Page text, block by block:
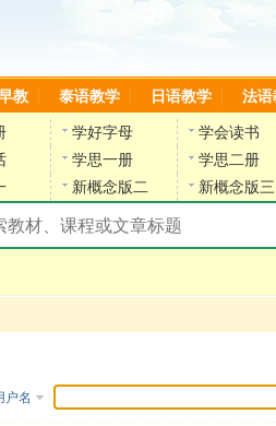
教 泰语教学 日语教学 法语
学好字母
学会读书
学思一册
学思二册
新概念版二 新概念版三
户名